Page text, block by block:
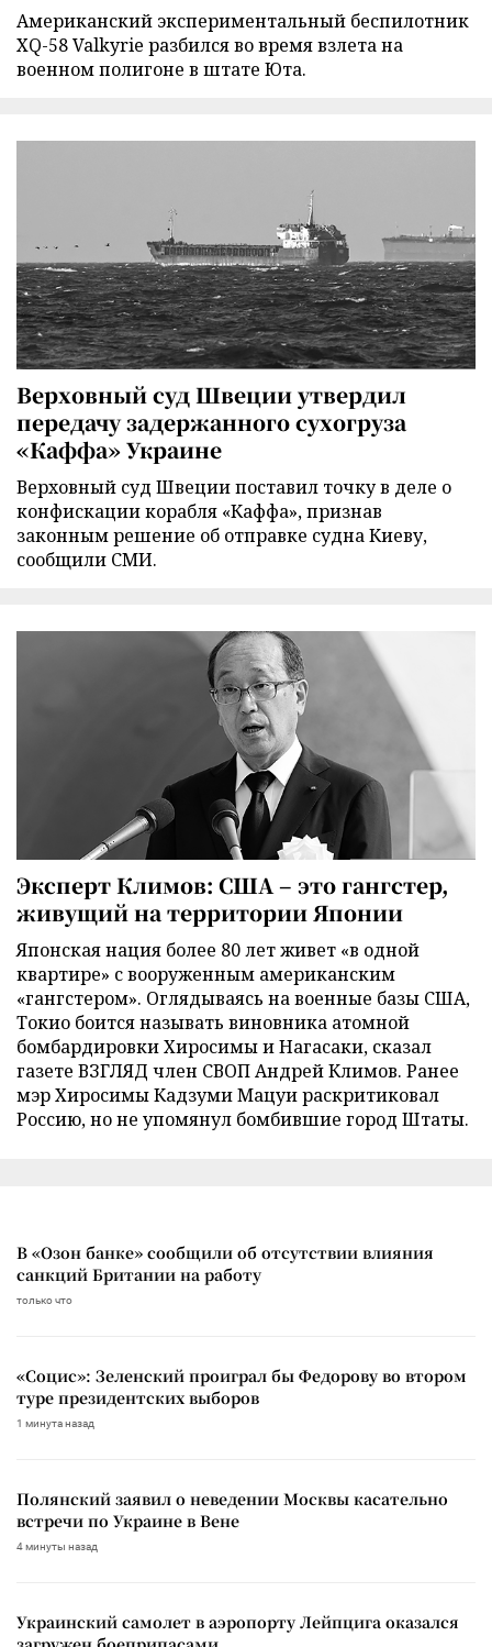
Американский экспериментальный беспилотник
XQ-58 Valkyrie разбился во время взлета на
военном полигоне в штате Юта.
Верховный суд Швеции утвердил
передачу задержанного сухогруза
«Каффа» Украине
Верховный суд Швеции поставил точку в деле о
конфискации корабля «Каффа», признав
законным решение об отправке судна Киеву,
сообщили СМИ.
Эксперт Климов: США – это гангстер,
живущий на территории Японии
Японская нация более 80 лет живет «в одной
квартире» с вооруженным американским
«гангстером». Оглядываясь на военные базы США,
Токио боится называть виновника атомной
бомбардировки Хиросимы и Нагасаки, сказал
газете ВЗГЛЯД член СВОП Андрей Климов. Ранее
мэр Хиросимы Кадзуми Мацуи раскритиковал
Россию, но не упомянул бомбившие город Штаты.
В «Озон банке» сообщили об отсутствии влияния
санкций Британии на работу
только что
«Социс»: Зеленский проиграл бы Федорову во втором
туре президентских выборов
1 минута назад
Полянский заявил о неведении Москвы касательно
встречи по Украине в Вене
4 минуты назад
Украинский самолет в аэропорту Лейпцига оказался